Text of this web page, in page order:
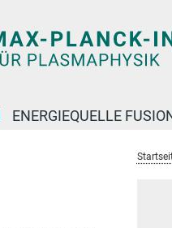
ENERGIEQUELLE